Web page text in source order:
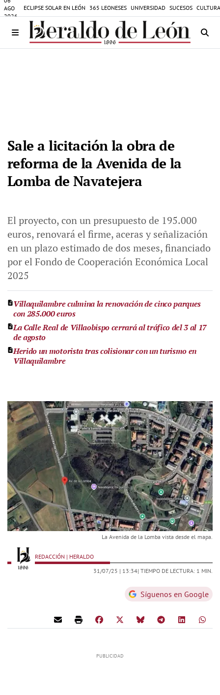
AGO
2026
ECLIPSE SOLAR EN LEÓN 365 LEONESES UNIVERSIDAD SUCESOS
Sale a licitación la obra de
reforma de la Avenida de la
Lomba de Navatejera
El proyecto, con un presupuesto de 195.000
euros, renovará el firme, aceras y señalización
en un plazo estimado de dos meses, financiado
por el Fondo de Cooperación Económica Local
2025
Villaquilambre culmina la renovación de cinco parques
con 285.000 euros
La Calle Real de Villaobispo cerrará al tráfico del 3 al 17
de agosto
Herido un motorista tras colisionar con un turismo en
Villaquilambre
La Avenida de la Lomba vista desde el mapa.
REDACCIÓN | HERALDO
31/07/25 | 13:34| TIEMPO DE LECTURA: 1 MIN.
Síguenos en Google